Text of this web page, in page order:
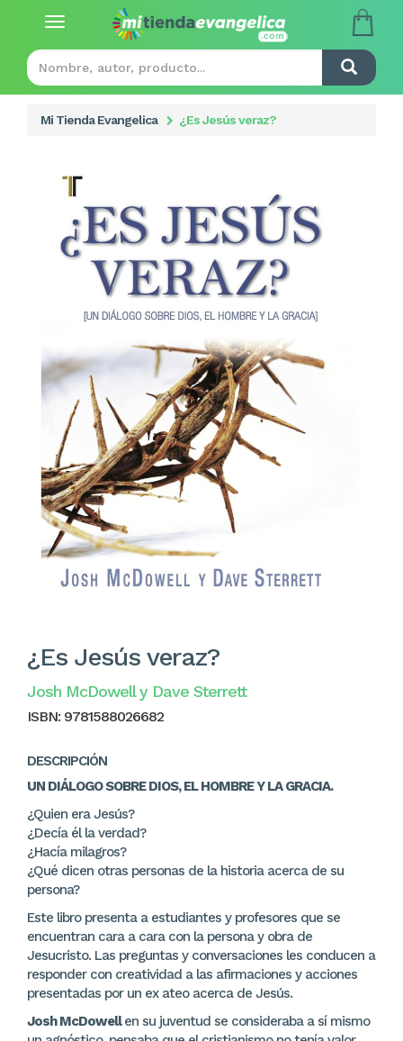
Toggle
Mi Tienda Evangelica ¿Es Jesús veraz?
¿Es Jesús veraz?
Josh McDowell y Dave Sterrett
ISBN: 9781588026682
DESCRIPCIÓN
UN DIÁLOGO SOBRE DIOS, EL HOMBRE Y LA GRACIA.
¿Quien era Jesús?
¿Decía él la verdad?
¿Hacía milagros?
¿Qué dicen otras personas de la historia acerca de su
persona?
Este libro presenta a estudiantes y profesores que se
encuentran cara a cara con la persona y obra de
Jesucristo. Las preguntas y conversaciones les conducen a
responder con creatividad a las afirmaciones y acciones
presentadas por un ex ateo acerca de Jesús.
Josh McDowellen su juventud se consideraba a sí mismo